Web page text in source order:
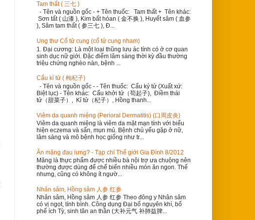
Tam thất ( 三七 )
- Tên và nguồn gốc - + Tên thuốc: Tam thất + Tên khác:
Sơn tất ( 山漆 ), Kim bất hóan ( 金不换 ), Huyết sâm ( 血参
), Sâm tam thất ( 参三七 ), Đ...
Ung thư Cổ tử cung (cổ tử cung nham)
1. Đại cương: Là một loại thũng lưu ác tính có ở cơ quan
sinh dục nữ giới. Đặc điểm lâm sàng thời kỳ đầu thường
triệu chứng nghèo nàn, bệnh ...
Cẩu kỉ tử ( 枸杞子)
- Tên và nguồn gốc - - Tên thuốc: Cẩu kỷ tử (Xuất xứ:
Biệt lục) - Tên khác: Cẩu khởi tử（苟起子), Điềm thái
tử（甜菜子）, Kỉ tử（杞子）, Hồng thanh...
Viêm da quanh miệng (Perioral Dermatitis) (口周皮炎)
Viêm da quanh miệng là viêm da mặt mạn tính với biểu
hiện eczema và sẩn, mụn mủ. Bệnh chủ yếu gặp ở nữ,
lâm sàng và mô bệnh học giống như tr...
Ăn măng đau lưng? - Tạp chí Thế giới Gia Đình 8/2012
Măng là thực phẩm được nhiều bà nội trợ ưa chuộng nên
thường được dùng để chế biến nhiều món ăn ngon. Thế
nhưng, cũng có không ít ngườ...
Nhân sâm, Hồng sâm 人参 红参
Nhân sâm, Hồng sâm 人参 红参 Theo đông y Nhân sâm
có vị ngọt, tính bình. Công dụng Đại bổ nguyên khí, bổ
phế ích Tỳ, sinh tân an thần (大补元气 补肺益脾...